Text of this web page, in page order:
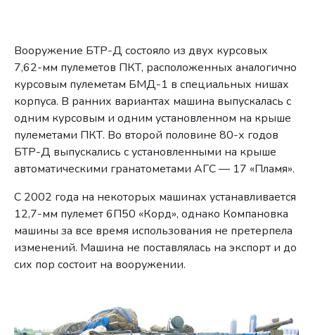
Вооружение БТР-Д состояло из двух курсовых
7,62-мм пулеметов ПКТ, расположенных аналогично
курсовым пулеметам БМД-1 в специальных нишах
корпуса. В ранних вариантах машина выпускалась с
одним курсовым и одним установленном на крыше
пулеметами ПКТ. Во второй половине 80-х годов
БТР-Д выпускались с установленными на крыше
автоматическими гранатометами АГС — 17 «Пламя».
С 2002 года на некоторых машинах устанавливается
12,7-мм пулемет 6П50 «Корд», однако Компановка
машины за все время использования не претерпела
изменений. Машина не поставлялась на экспорт и до
сих пор состоит на вооружении.